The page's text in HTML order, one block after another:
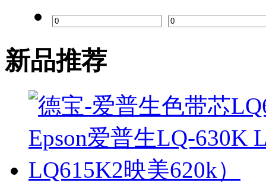
飞利浦
东芝
柯尼卡美能达
丽彩士
新品推荐